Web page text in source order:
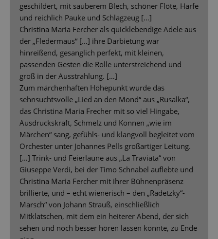
geschildert, mit sauberem Blech, schöner Flöte, Harfe
und reichlich Pauke und Schlagzeug […]
Christina Maria Fercher als quicklebendige Adele aus
der „Fledermaus“ […] ihre Darbietung war
hinreißend, gesanglich perfekt, mit kleinen,
passenden Gesten die Rolle unterstreichend und
groß in der Ausstrahlung. […]
Zum märchenhaften Höhepunkt wurde das
sehnsuchtsvolle „Lied an den Mond“ aus „Rusalka“,
das Christina Maria Frecher mit so viel Hingabe,
Ausdruckskraft, Schmelz und Können „wie im
Märchen“ sang, gefühls- und klangvoll begleitet vom
Orchester unter Johannes Pells großartiger Leitung.
[…] Trink- und Feierlaune aus „La Traviata“ von
Giuseppe Verdi, bei der Timo Schnabel auflebte und
Christina Maria Fercher mit ihrer Bühnenpräsenz
brillierte, und – echt wienerisch – den „Radetzky“-
Marsch“ von Johann Strauß, einschließlich
Mitklatschen, mit dem ein heiterer Abend, der sich
sehen und noch besser hören lassen konnte, zu Ende